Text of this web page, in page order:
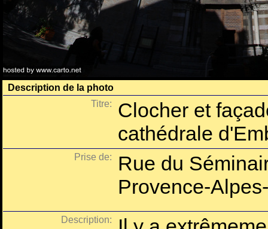
Description de la photo
Titre:
Clocher et
cathédrale
Prise de:
Rue du
Provence-
Description: